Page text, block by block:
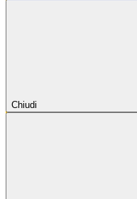
Chiudi